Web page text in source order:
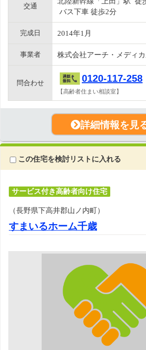
交通
バス下車 徒歩2分
完成日 2014年1月
事業者 株式会社アーチ・メディ
問合わせ 0120-117-258
【高齢者住まい相談室】
詳細情報を見
この住宅を検討リストに入れる
サービス付き高齢者向け住宅
（長野県下高井郡山ノ内町）
すまいるホーム千歳